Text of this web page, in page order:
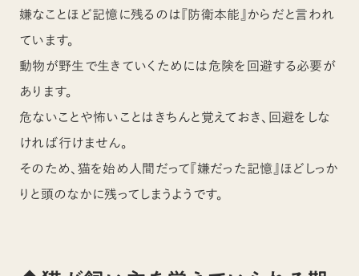
嫌なことほど記憶に残るのは『防衛本能』からだと言われ
ています。
動物が野生で生きていくためには危険を回避する必要が
あります。
危ないことや怖いことはきちんと覚えておき、回避をしな
ければ行けません。
そのため、猫を始め人間だって『嫌だった記憶』ほどしっか
りと頭のなかに残ってしまうようです。